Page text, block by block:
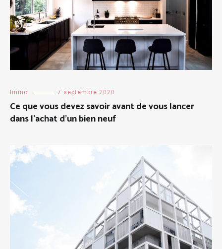
Immo 7 septembre 2020
Ce que vous devez savoir avant de vous lancer
dans l’achat d’un bien neuf